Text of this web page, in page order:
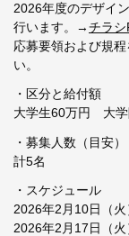
2026年度のデザイ
行います。→チラシ
応募要領および規
い。
・区分と給付額
大学生60万円 大学
・募集人数（目安）
計5名
・スケジュール
2026年2月10日（
2026年2月17日（